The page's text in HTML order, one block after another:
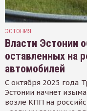
ЭСТОНИЯ
Власти Эстонии
оставленных на
автомобилей
С октября 2025 года
Эстонии начнет
возле КПП на